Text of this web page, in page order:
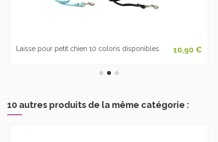
Laisse pour petit chien 10 coloris disponibles 10,90 €
10 autres produits de la même catégorie :